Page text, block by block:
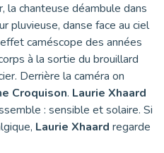
la chanteuse déambule dans
pluvieuse, danse face au ciel
caméscope des années
à la sortie du brouillard
Derrière la caméra on
Croquison. Laurie Xhaard
: sensible et solaire. Si
Laurie Xhaard regarde